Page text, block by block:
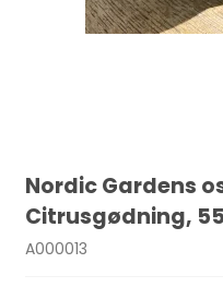
Nordic Gardens
Citrusgødning,
A000013